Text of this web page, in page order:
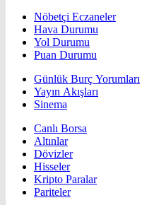
Nöbetçi Eczaneler
Hava Durumu
Yol Durumu
Puan Durumu
Günlük Burç Yorumları
Yayın Akışları
Sinema
Canlı Borsa
Altınlar
Dövizler
Hisseler
Kripto Paralar
Pariteler